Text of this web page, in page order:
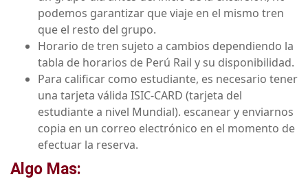
podemos garantizar que viaje en el mismo tren
que el resto del grupo.
Horario de tren sujeto a cambios dependiendo la
tabla de horarios de Perú Rail y su disponibilidad.
Para calificar como estudiante, es necesario tener
una tarjeta válida ISIC-CARD (tarjeta del
estudiante a nivel Mundial). escanear y enviarnos
copia en un correo electrónico en el momento de
efectuar la reserva.
Algo Mas: